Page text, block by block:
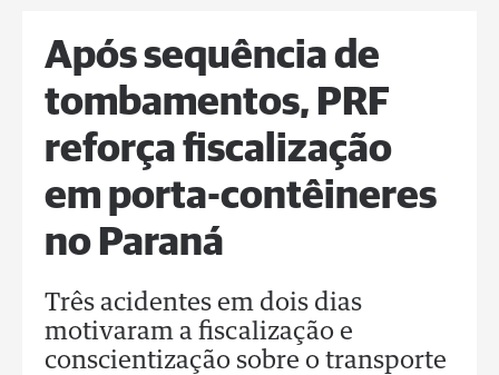
Após sequência de
tombamentos, PRF
reforça fiscalização
em porta-contêineres
no Paraná
Três acidentes em dois dias
motivaram a fiscalização e
conscientização sobre o transporte